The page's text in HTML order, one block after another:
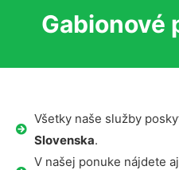
Gabionové
Všetky naše služby
Slovenska.
V našej ponuke nájdete